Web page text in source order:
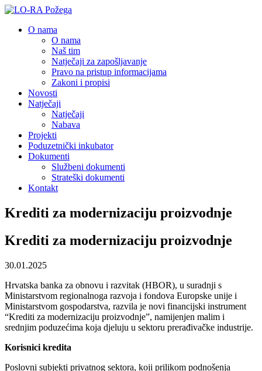
O nama
O nama
Naš tim
Natječaji za zapošljavanje
Pravo na pristup informacijama
Zakoni i propisi
Novosti
Natječaji
Natječaji
Nabava
Projekti
Poduzetnički inkubator
Dokumenti
Službeni dokumenti
Strateški dokumenti
Kontakt
Krediti za modernizaciju proizvodnje
Krediti za modernizaciju proizvodnje
30.01.2025
Hrvatska banka za obnovu i razvitak (HBOR), u suradnji s
Ministarstvom regionalnoga razvoja i fondova Europske unije i
Ministarstvom gospodarstva, razvila je novi financijski instrument
“Krediti za modernizaciju proizvodnje”, namijenjen malim i
srednjim poduzećima koja djeluju u sektoru prerađivačke industrije.
Korisnici kredita
Poslovni subjekti privatnog sektora, koji prilikom podnošenja